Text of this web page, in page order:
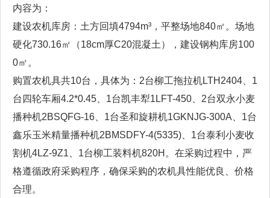
内容为：
建设农机库房：土方回填4794m³，平整场地840㎡。场地
硬化730.16㎡（18cm厚C20混凝土），建设钢构库房100
0㎡。
购置农机具共10台，具体为：2台柳工拖拉机LTH2404、1
台四轮车厢4.2*0.45、1台凯丰犁1LFT-450、2台双永小麦
播种机2BSQFG-16、1台圣和旋耕机1GKNJG-300A、1台
鑫乐玉米精量播种机2BMSDFY-4(5335)、1台泰利小麦收
割机4LZ-9Z1、1台柳工装料机820H。在采购过程中，严
格遵循政府采购程序，确保采购的农机具性能优良、价格
合理。